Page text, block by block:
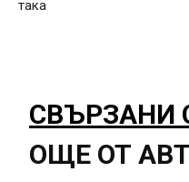
така
СВЪРЗАНИ
ОЩЕ ОТ